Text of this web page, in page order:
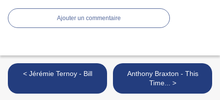
Ajouter un commentaire
< Jérémie Ternoy - Bill
Anthony Braxton - This
Time... >